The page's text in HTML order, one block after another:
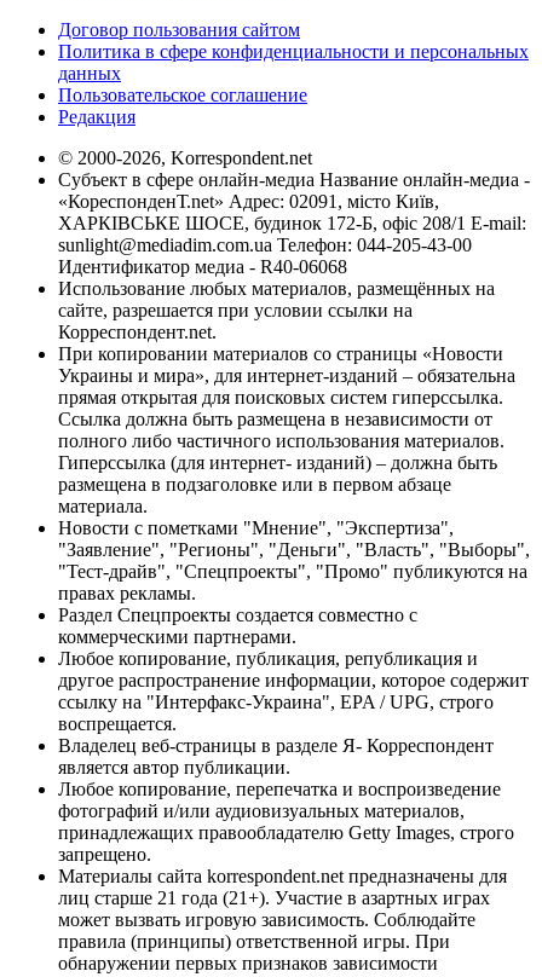
Договор пользования сайтом
Политика в сфере конфиденциальности и персональных
данных
Пользовательское соглашение
Редакция
© 2000-2026, Korrespondent.net
Субъект в сфере онлайн-медиа Название онлайн-медиа -
«КореспонденТ.net» Адрес: 02091, місто Київ,
ХАРКІВСЬКЕ ШОСЕ, будинок 172-Б, офіс 208/1 E-mail:
sunlight@mediadim.com.ua Телефон: 044-205-43-00
Идентификатор медиа - R40-06068
Использование любых материалов, размещённых на
сайте, разрешается при условии ссылки на
Корреспондент.net.
При копировании материалов со страницы «Новости
Украины и мира», для интернет-изданий – обязательна
прямая открытая для поисковых систем гиперссылка.
Ссылка должна быть размещена в независимости от
полного либо частичного использования материалов.
Гиперссылка (для интернет- изданий) – должна быть
размещена в подзаголовке или в первом абзаце
материала.
Новости с пометками "Мнение", "Экспертиза",
"Заявление", "Регионы", "Деньги", "Власть", "Выборы",
"Тест-драйв", "Спецпроекты", "Промо" публикуются на
правах рекламы.
Раздел Спецпроекты создается совместно с
коммерческими партнерами.
Любое копирование, публикация, републикация и
другое распространение информации, которое содержит
ссылку на "Интерфакс-Украина", EPA / UPG, строго
воспрещается.
Владелец веб-страницы в разделе Я- Корреспондент
является автор публикации.
Любое копирование, перепечатка и воспроизведение
фотографий и/или аудиовизуальных материалов,
принадлежащих правообладателю Getty Images, строго
запрещено.
Материалы сайта korrespondent.net предназначены для
лиц старше 21 года (21+). Участие в азартных играх
может вызвать игровую зависимость. Соблюдайте
правила (принципы) ответственной игры. При
обнаружении первых признаков зависимости